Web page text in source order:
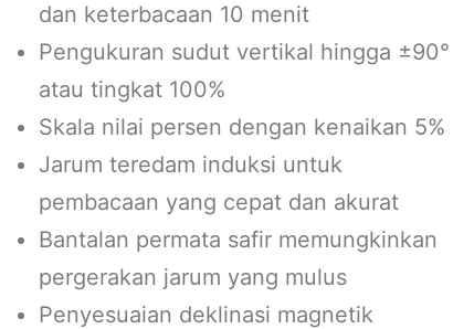
dan keterbacaan 10 menit
Pengukuran sudut vertikal hingga ±90°
atau tingkat 100%
Skala nilai persen dengan kenaikan 5%
Jarum teredam induksi untuk
pembacaan yang cepat dan akurat
Bantalan permata safir memungkinkan
pergerakan jarum yang mulus
Penyesuaian deklinasi magnetik